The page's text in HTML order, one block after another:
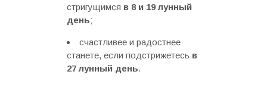
стригущимся в 8 и 19 лунный
день;
счастливее и радостнее
станете, если подстрижетесь в
27 лунный день.